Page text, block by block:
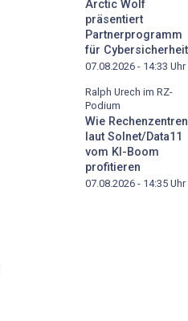
Arctic Wolf
präsentiert
Partnerprogramm
für Cybersicherheit
07.08.2026 - 14:33 Uhr
Ralph Urech im RZ-
Podium
Wie Rechenzentren
laut Solnet/Data11
vom KI-Boom
profitieren
07.08.2026 - 14:35 Uhr